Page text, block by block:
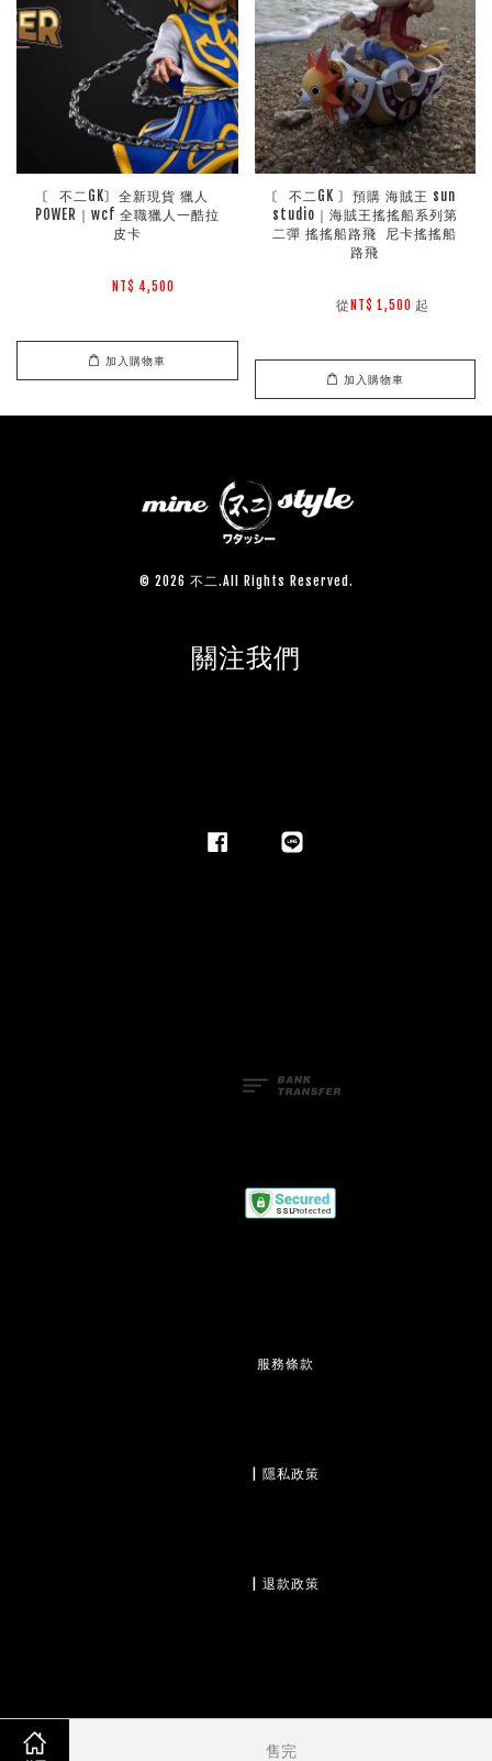
售完
〘 不二GK〙全新現貨 獵人
POWER｜wcf 全職獵人一酷拉
皮卡
NT$ 4,500
加入購物車
〘 不二GK 〙預購 海賊王 sun
studio｜海賊王搖搖船系列第
二彈 搖搖船路飛  尼卡搖搖船
路飛
        從
NT$ 1,500 起
加入購物車
© 2026 不二.All Rights Reserved.
關注我們
服務條款
                  |
隱私政策
                  |
退款政策